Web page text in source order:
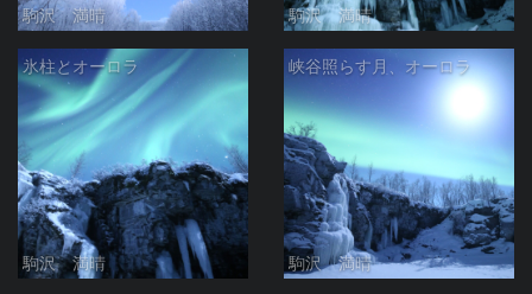
駒沢 満晴 駒沢 満晴
氷柱とオーロラ
駒沢 満晴
峡谷照らす月、オーロラ
駒沢 満晴